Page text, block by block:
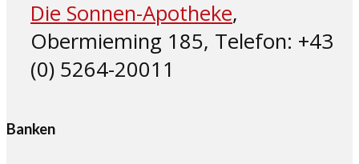
Die Sonnen-Apotheke,
Obermieming 185, Telefon: +43
(0) 5264-20011
Banken